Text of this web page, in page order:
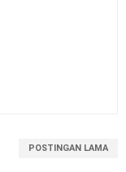
POSTINGAN LAMA